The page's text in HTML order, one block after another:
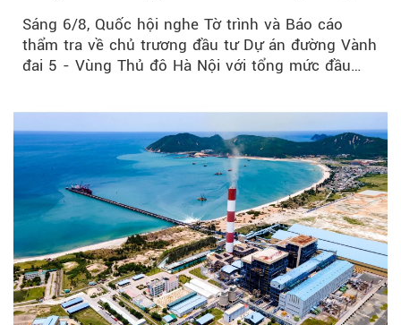
Sáng 6/8, Quốc hội nghe Tờ trình và Báo cáo
thẩm tra về chủ trương đầu tư Dự án đường Vành
đai 5 - Vùng Thủ đô Hà Nội với tổng mức đầu